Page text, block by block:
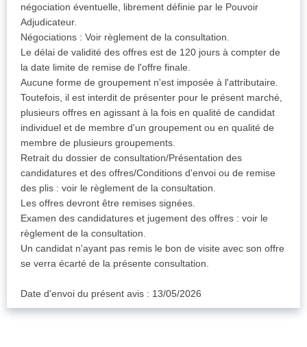
négociation éventuelle, librement définie par le Pouvoir
Adjudicateur.
Négociations : Voir règlement de la consultation.
Le délai de validité des offres est de 120 jours à compter de
la date limite de remise de l'offre finale.
Aucune forme de groupement n'est imposée à l'attributaire.
Toutefois, il est interdit de présenter pour le présent marché,
plusieurs offres en agissant à la fois en qualité de candidat
individuel et de membre d'un groupement ou en qualité de
membre de plusieurs groupements.
Retrait du dossier de consultation/Présentation des
candidatures et des offres/Conditions d'envoi ou de remise
des plis : voir le règlement de la consultation.
Les offres devront être remises signées.
Examen des candidatures et jugement des offres : voir le
règlement de la consultation.
Un candidat n'ayant pas remis le bon de visite avec son offre
se verra écarté de la présente consultation.
Date d'envoi du présent avis : 13/05/2026